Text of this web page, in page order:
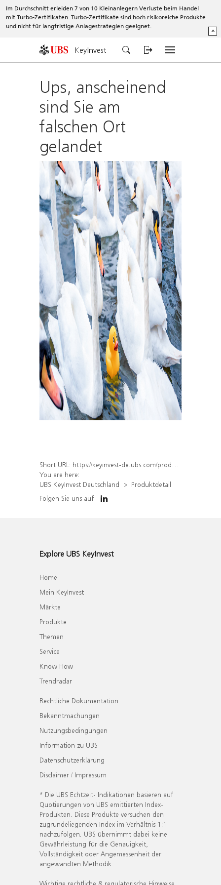
Im Durchschnitt erleiden 7 von 10 Kleinanlegern Verluste beim Handel
mit Turbo-Zertifikaten. Turbo-Zertifikate sind hoch risikoreiche Produkte
und nicht für langfristige Anlagestrategien geeignet.
^
KeyInvest
Ups, anscheinend
sind Sie am
falschen Ort
gelandet
Short URL: https://keyinvest-de.ubs.com/produkt/detail/index/isin/DE000WA7PXQ2
You are here:
UBS KeyInvest Deutschland
Produktdetail
Folgen Sie uns auf
Explore UBS KeyInvest
Home
Mein KeyInvest
Märkte
Produkte
Themen
Service
Know How
Trendradar
Rechtliche Dokumentation
Bekanntmachungen
Nutzungsbedingungen
Information zu UBS
Datenschutzerklärung
Disclaimer / Impressum
* Die UBS Echtzeit- Indikationen basieren auf
Quotierungen von UBS emittierten Index-
Produkten. Diese Produkte versuchen den
zugrundeliegenden Index im Verhältnis 1:1
nachzufolgen. UBS übernimmt dabei keine
Gewährleistung für die Genauigkeit,
Vollständigkeit oder Angemessenheit der
angewandten Methodik.